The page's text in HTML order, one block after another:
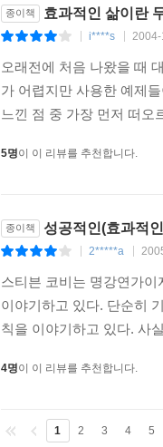
종이책 효과적인 삶이란
i****s
오래전에 처음 나왔을 때
가 어렵지만 사용한 예제
느낀 점 중 가장 먼저 떠
5명이 이 리뷰를 추천합니다.
종이책 성공적인(효과적
2*****a
스티븐 코비는 명강연가
이야기하고 있다. 단순히
칙을 이야기하고 있다. 사
4명이 이 리뷰를 추천합니다.
1 2 3 4 5